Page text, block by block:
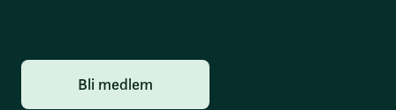
Bli medlem